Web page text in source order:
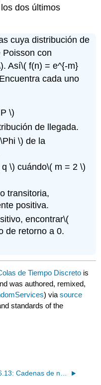
dos últimos
cuya distribución de
Poisson con
. Así\( f(n) = e^{-m}
cada uno
\)
de llegada.
\) de la
q \) cuándo\( m = 2 \)
transitoria,
positiva.
encontrar\(
de retorno a 0.
de Tiempo Discreto is
was authored, remixed,
) viasource
standards of the
16.13: Cadenas de nacimiento-muerte en tiempo discreto